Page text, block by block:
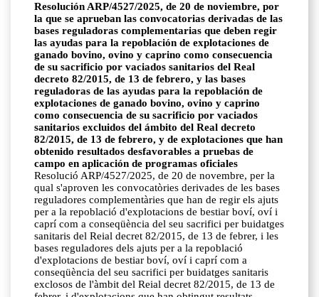
Resolución ARP/4527/2025, de 20 de noviembre, por
la que se aprueban las convocatorias derivadas de las
bases reguladoras complementarias que deben regir
las ayudas para la repoblación de explotaciones de
ganado bovino, ovino y caprino como consecuencia
de su sacrificio por vaciados sanitarios del Real
decreto 82/2015, de 13 de febrero, y las bases
reguladoras de las ayudas para la repoblación de
explotaciones de ganado bovino, ovino y caprino
como consecuencia de su sacrificio por vaciados
sanitarios excluidos del ámbito del Real decreto
82/2015, de 13 de febrero, y de explotaciones que han
obtenido resultados desfavorables a pruebas de
campo en aplicación de programas oficiales
Resolució ARP/4527/2025, de 20 de novembre, per la
qual s'aproven les convocatòries derivades de les bases
reguladores complementàries que han de regir els ajuts
per a la repoblació d'explotacions de bestiar boví, oví i
caprí com a conseqüència del seu sacrifici per buidatges
sanitaris del Reial decret 82/2015, de 13 de febrer, i les
bases reguladores dels ajuts per a la repoblació
d'explotacions de bestiar boví, oví i caprí com a
conseqüència del seu sacrifici per buidatges sanitaris
exclosos de l'àmbit del Reial decret 82/2015, de 13 de